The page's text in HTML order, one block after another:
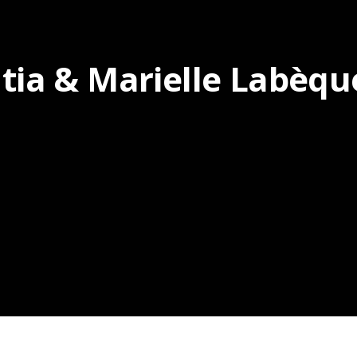
& Marielle